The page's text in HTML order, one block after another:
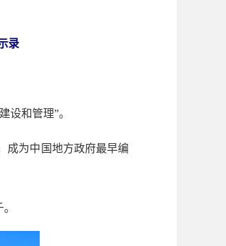
录
和管理”。
为中国地方政府最早编